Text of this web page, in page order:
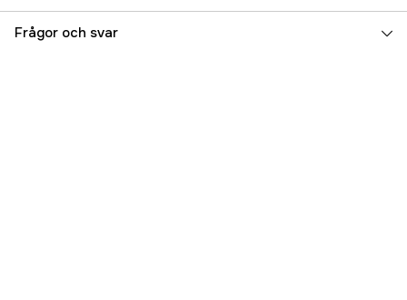
Referensnummer 5000018718
Frågor och svar